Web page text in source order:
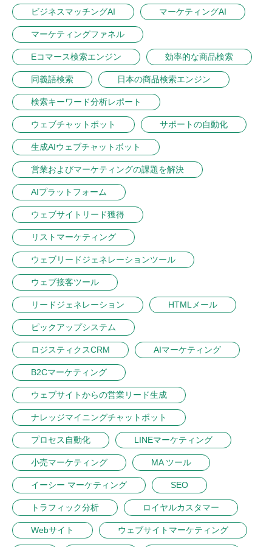
ビジネスマッチングAI マーケティングAI
マーケティングファネル
Eコマース検索エンジン 効率的な商品検索
同義語検索 日本の商品検索エンジン
検索キーワード分析レポート
ウェブチャットボット サポートの自動化
生成AIウェブチャットボット
営業およびマーケティングの課題を解決
AIプラットフォーム
ウェブサイトリード獲得
リストマーケティング
ウェブリードジェネレーションツール
ウェブ接客ツール
リードジェネレーション HTMLメール
ピックアップシステム
ロジスティクスCRM AIマーケティング
B2Cマーケティング
ウェブサイトからの営業リード生成
ナレッジマイニングチャットボット
プロセス自動化 LINEマーケティング
小売マーケティング MA ツール
イーシー マーケティング SEO
トラフィック分析 ロイヤルカスタマー
Webサイト ウェブサイトマーケティング